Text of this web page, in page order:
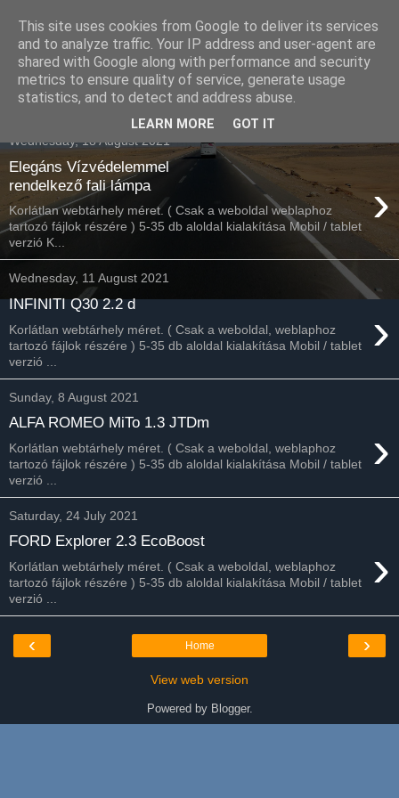
Havidíjas webáruház
keresőoptimalizálás
Wednesday, 18 August 2021
Elegáns Vízvédelemmel
rendelkező fali lámpa
›
Korlátlan webtárhely méret. ( Csak a weboldal weblaphoz
tartozó fájlok részére ) 5-35 db aloldal kialakítása Mobil / tablet
verzió K...
Wednesday, 11 August 2021
INFINITI Q30 2.2 d ›
Korlátlan webtárhely méret. ( Csak a weboldal, weblaphoz
tartozó fájlok részére ) 5-35 db aloldal kialakítása Mobil / tablet
verzió ...
Sunday, 8 August 2021
ALFA ROMEO MiTo 1.3 JTDm ›
Korlátlan webtárhely méret. ( Csak a weboldal, weblaphoz
tartozó fájlok részére ) 5-35 db aloldal kialakítása Mobil / tablet
verzió ...
Saturday, 24 July 2021
FORD Explorer 2.3 EcoBoost ›
Korlátlan webtárhely méret. ( Csak a weboldal, weblaphoz
tartozó fájlok részére ) 5-35 db aloldal kialakítása Mobil / tablet
verzió ...
‹ ›
Home
View web version
Powered by Blogger.
This site uses cookies from Google to deliver its services
and to analyze traffic. Your IP address and user-agent are
shared with Google along with performance and security
metrics to ensure quality of service, generate usage
statistics, and to detect and address abuse.
LEARN MORE GOT IT